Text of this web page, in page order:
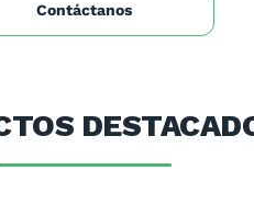
Contáctanos